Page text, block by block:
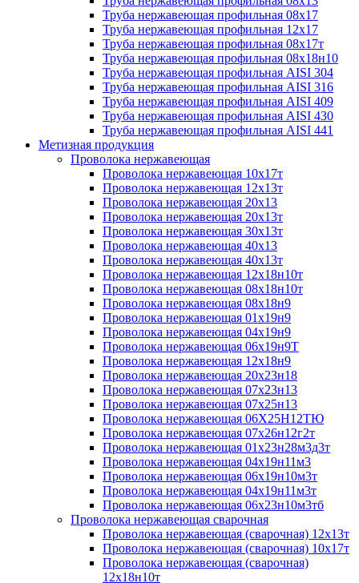
Труба нержавеющая профильная 08х17
Труба нержавеющая профильная 12х17
Труба нержавеющая профильная 08х17т
Труба нержавеющая профильная 08х18н10
Труба нержавеющая профильная AISI 304
Труба нержавеющая профильная AISI 316
Труба нержавеющая профильная AISI 409
Труба нержавеющая профильная AISI 430
Труба нержавеющая профильная AISI 441
Метизная продукция
Проволока нержавеющая
Проволока нержавеющая 10х17т
Проволока нержавеющая 12х13т
Проволока нержавеющая 20х13
Проволока нержавеющая 20х13т
Проволока нержавеющая 30х13т
Проволока нержавеющая 40х13
Проволока нержавеющая 40х13т
Проволока нержавеющая 12х18н10т
Проволока нержавеющая 08х18н10т
Проволока нержавеющая 08х18н9
Проволока нержавеющая 01х19н9
Проволока нержавеющая 04х19н9
Проволока нержавеющая 06х19н9Т
Проволока нержавеющая 12х18н9
Проволока нержавеющая 20х23н18
Проволока нержавеющая 07х23н13
Проволока нержавеющая 07х25н13
Проволока нержавеющая 06Х25Н12ТЮ
Проволока нержавеющая 07х26н12г2т
Проволока нержавеющая 01х23н28м3д3т
Проволока нержавеющая 04х19н11м3
Проволока нержавеющая 06х19н10м3т
Проволока нержавеющая 04х19н11м3т
Проволока нержавеющая 06х23н10м3тб
Проволока нержавеющая сварочная
Проволока нержавеющая (сварочная) 12х13т
Проволока нержавеющая (сварочная) 10х17т
Проволока нержавеющая (сварочная)
12х18н10т